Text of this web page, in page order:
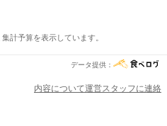
計予算を表示しています。
データ提供：
内容について運営スタッフに連絡